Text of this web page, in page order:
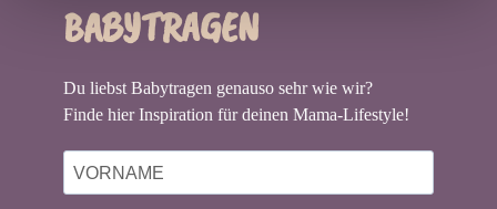
BABYTRAGEN
Du liebst Babytragen genauso sehr wie wir?
Finde hier Inspiration für deinen Mama-Lifestyle!